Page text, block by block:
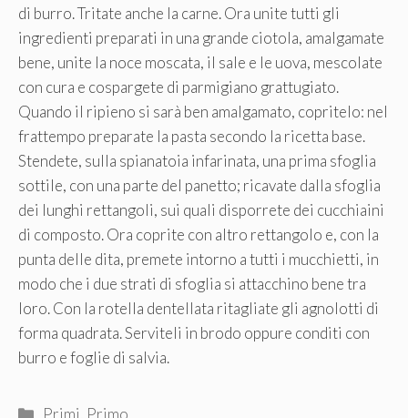
di burro. Tritate anche la carne. Ora unite tutti gli
ingredienti preparati in una grande ciotola, amalgamate
bene, unite la noce moscata, il sale e le uova, mescolate
con cura e cospargete di parmigiano grattugiato.
Quando il ripieno si sarà ben amalgamato, copritelo: nel
frattempo preparate la pasta secondo la ricetta base.
Stendete, sulla spianatoia infarinata, una prima sfoglia
sottile, con una parte del panetto; ricavate dalla sfoglia
dei lunghi rettangoli, sui quali disporrete dei cucchiaini
di composto. Ora coprite con altro rettangolo e, con la
punta delle dita, premete intorno a tutti i mucchietti, in
modo che i due strati di sfoglia si attacchino bene tra
loro. Con la rotella dentellata ritagliate gli agnolotti di
forma quadrata. Serviteli in brodo oppure conditi con
burro e foglie di salvia.
Categorie
Primi, Primo